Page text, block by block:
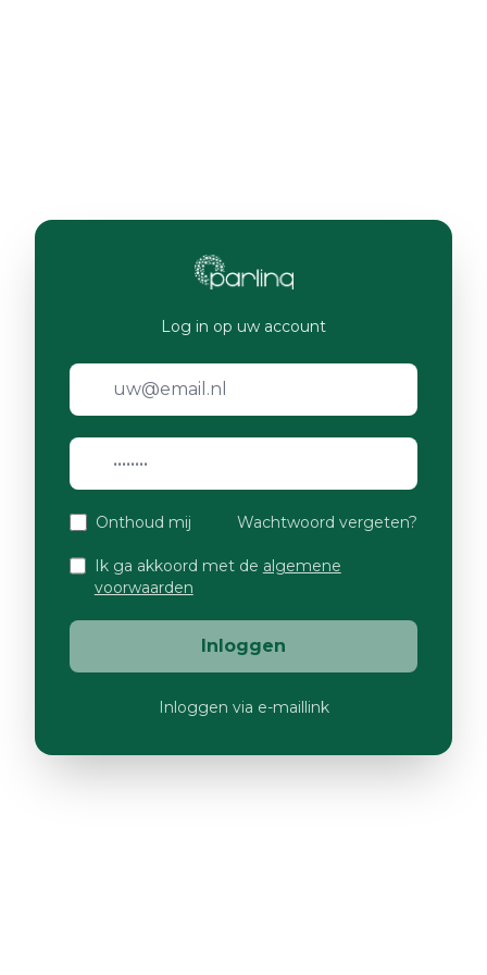
Log in op uw account
Onthoud mij Wachtwoord vergeten?
Ik ga akkoord met de algemene
voorwaarden
Inloggen
Inloggen via e-maillink